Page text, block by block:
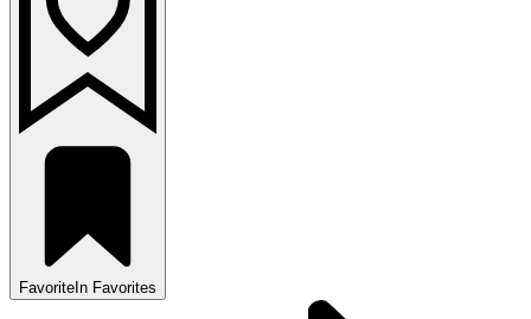
Favorite In Favorites